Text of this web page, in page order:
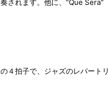
されます。他に、"Que Sera"
４拍子で、ジャズのレパートリ